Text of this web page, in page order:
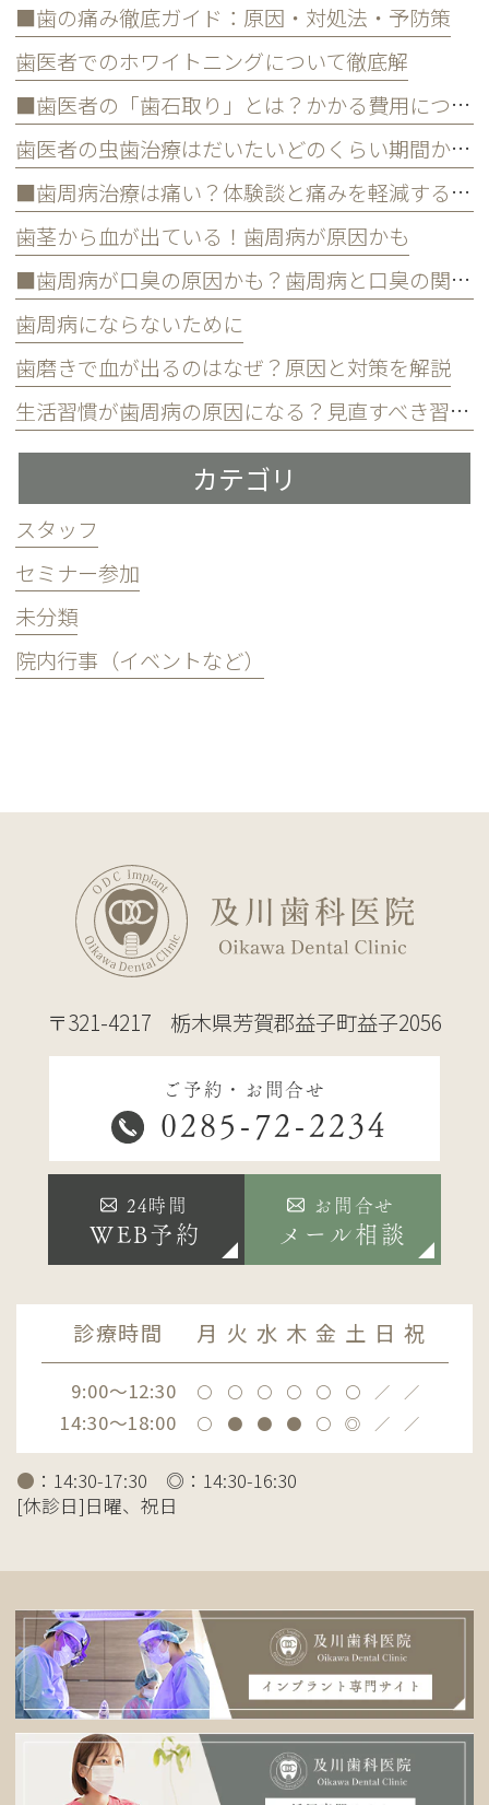
■歯の痛み徹底ガイド：原因・対処法・予防策
歯医者でのホワイトニングについて徹底解
■歯医者の「歯石取り」とは？かかる費用について
歯医者の虫歯治療はだいたいどのくらい期間かかる？
■歯周病治療は痛い？体験談と痛みを軽減する方法
歯茎から血が出ている！歯周病が原因かも
■歯周病が口臭の原因かも？歯周病と口臭の関係について
歯周病にならないために
歯磨きで血が出るのはなぜ？原因と対策を解説
生活習慣が歯周病の原因になる？見直すべき習慣とは？
カテゴリ
スタッフ
セミナー参加
未分類
院内行事（イベントなど）
〒321-4217 栃木県芳賀郡益子町益子2056
ご予約・お問合せ
0285-72-2234
24時間
WEB予約
お問合せ
メール相談
診療時間 月 火 水 木 金 土 日 祝
9:00～12:30 〇 〇 〇 〇 〇 〇 ／ ／
14:30～18:00 〇 ● ● ● 〇 ◎ ／ ／
● ：14:30-17:30 ◎：14:30-16:30
[休診日]日曜、祝日